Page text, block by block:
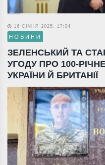
16 СІЧНЯ 2025, 17:04
НОВИНИ
ЗЕЛЕНСЬКИЙ ТА
УГОДУ ПРО 100-
УКРАЇНИ Й БРИТАНІЇ